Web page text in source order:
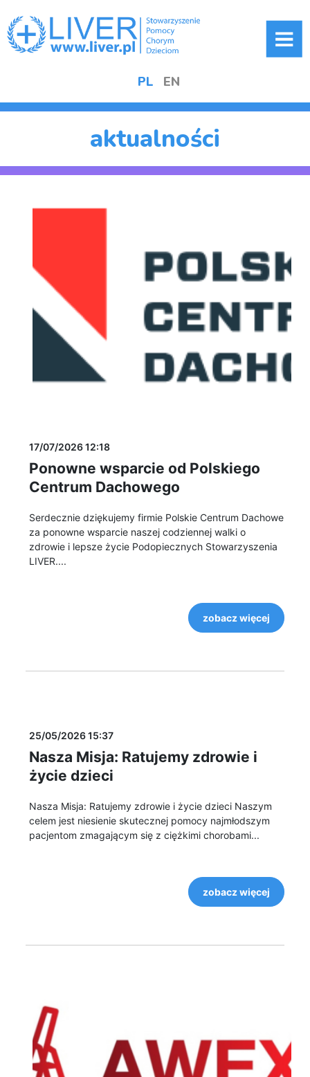
PL EN
aktualności
17/07/2026 12:18
Ponowne wsparcie od Polskiego
Centrum Dachowego
Serdecznie dziękujemy firmie Polskie Centrum Dachowe
za ponowne wsparcie naszej codziennej walki o
zdrowie i lepsze życie Podopiecznych Stowarzyszenia
LIVER....
zobacz więcej
25/05/2026 15:37
Nasza Misja: Ratujemy zdrowie i
życie dzieci
Nasza Misja: Ratujemy zdrowie i życie dzieci Naszym
celem jest niesienie skutecznej pomocy najmłodszym
pacjentom zmagającym się z ciężkimi chorobami...
zobacz więcej